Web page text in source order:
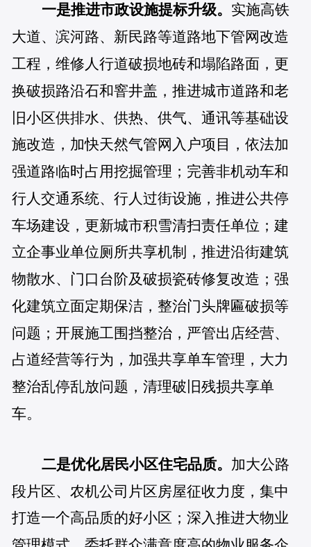
一是推进市政设施提标升级。 实施高铁
大道、滨河路、新民路等道路地下管网改造
工程，维修人行道破损地砖和塌陷路面，更
换破损路沿石和窨井盖，推进城市道路和老
旧小区供排水、供热、供气、通讯等基础设
施改造，加快天然气管网入户项目，依法加
强道路临时占用挖掘管理；完善非机动车和
行人交通系统、行人过街设施，推进公共停
车场建设，更新城市积雪清扫责任单位；建
立企事业单位厕所共享机制，推进沿街建筑
物散水、门口台阶及破损瓷砖修复改造；强
化建筑立面定期保洁，整治门头牌匾破损等
问题；开展施工围挡整治，严管出店经营、
占道经营等行为，加强共享单车管理，大力
整治乱停乱放问题，清理破旧残损共享单
车。
二是优化居民小区住宅品质。 加大公路
段片区、农机公司片区房屋征收力度，集中
打造一个高品质的好小区；深入推进大物业